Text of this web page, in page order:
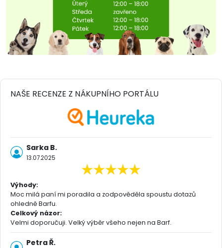
NAŠE RECENZE Z NÁKUPNÍHO PORTÁLU
Sarka B.
13.07.2025
Výhody:
Moc milá paní mi poradila a zodpověděla spoustu dotazů
ohledně Barfu.
Celkový názor:
Velmi doporučuji. Velký výběr všeho nejen na Barf.
Petra Ř.